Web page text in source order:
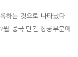
하는 것으로 나타났다.
7월 중국 민간 항공부문에